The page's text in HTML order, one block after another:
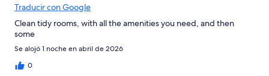
Traducir con Google
Clean tidy rooms, with all the amenities you need, and then
some
Se alojó 1 noche en abril de 2026
0